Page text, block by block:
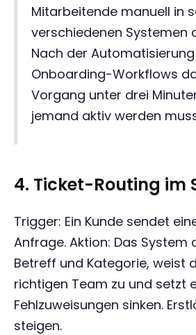
Mitarbeitende manuell in
verschiedenen Systemen
Nach der
Onboarding-Workflows
Vorgang unter drei
jemand aktiv werden
4. Ticket-Routing im
Trigger: Ein Kunde sendet
Anfrage. Aktion: Das System
Betreff und Kategorie, weist
richtigen Team zu und setzt
Fehlzuweisungen sinken.
steigen.